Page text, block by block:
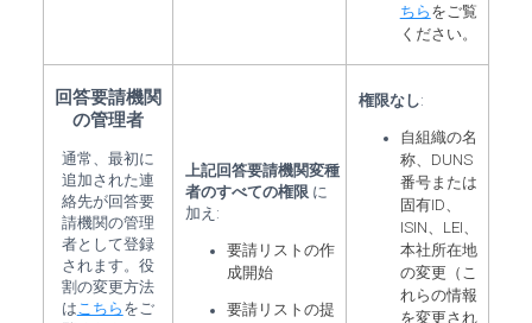
ちら をご覧
ください。
回答要請機関
の管理者
通常、最初に
追加された連
絡先が回答要
請機関の管理
者として登録
されます。役
割の変更方法
はこちら をご
上記回答要請機関変種
者のすべての権限に
加え:
要請リストの作
成開始
要請リストの提
権限なし:
自組織の名
称、DUNS
番号または
固有ID、
ISIN、LEI、
本社所在地
の変更（こ
れらの情報
を変更され